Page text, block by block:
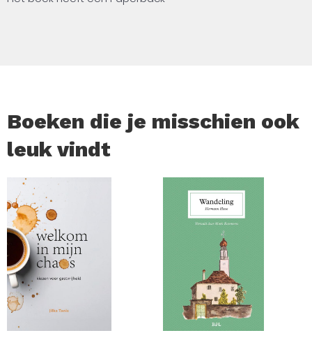
Boeken die je misschien ook
leuk vindt